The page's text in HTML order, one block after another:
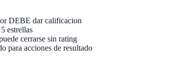
DEBE dar calificacion
estrellas
cerrarse sin rating
para acciones de resultado